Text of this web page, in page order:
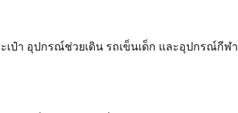
ป๋า อุปกรณ์ช่วยเดิน รถเข็นเด็ก และอุปกรณ์กีฬา